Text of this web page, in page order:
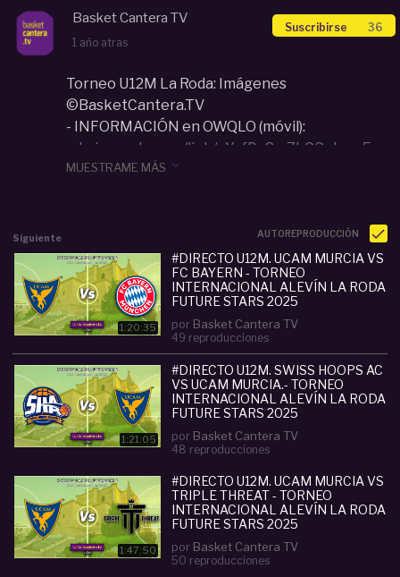
Basket Cantera TV
1 año atras
Suscribirse 36
Torneo U12M La Roda: Imágenes
©BasketCantera.TV
- INFORMACIÓN en OWQLO (móvil):
admin.owqlo.com/link/cYgfDa8m7bCGpbmu5
CALENDARIO, RESULTADOS,
VÍDEOS de Partidos en Directo y diferido.
También Clinic de entrenadores y HIGHLIGHTS
de los mejores equipos y jugadores de las
categorías de Cantera de España y Europa: U12,
U14, U16, U18... Con un impacto de audiencia que
supera los 32 millones de visualizaciones en todo
el mundo.
- Información TWITTER: @BasketCanteraTV
- INSTAGRAM:
www.instagram.com/basketcantera/
#directo # u12m #ucam #murcia #fc #bayern
torneo
#internacional #alev #iacute #la
future #stars #2025
MUESTRAME MÁS 
Siguiente AUTOREPRODUCCIÓN
1:20:35
#DIRECTO U12M. UCAM MURCIA VS
FC BAYERN - TORNEO
INTERNACIONAL ALEVÍN LA RODA
FUTURE STARS 2025
por Basket Cantera TV
49 reproducciones
1:21:05
#DIRECTO U12M. SWISS HOOPS AC
VS UCAM MURCIA.- TORNEO
INTERNACIONAL ALEVÍN LA RODA
FUTURE STARS 2025
por Basket Cantera TV
48 reproducciones
1:47:50
#DIRECTO U12M. UCAM MURCIA VS
TRIPLE THREAT - TORNEO
INTERNACIONAL ALEVÍN LA RODA
FUTURE STARS 2025
por Basket Cantera TV
50 reproducciones